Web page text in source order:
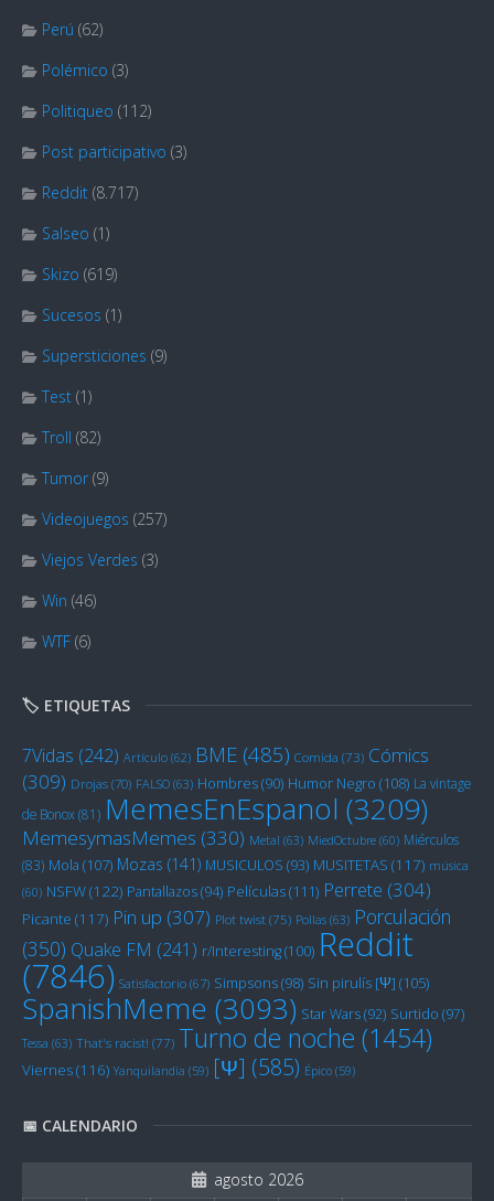
Perú (62)
Polémico (3)
Politiqueo (112)
Post participativo (3)
Reddit (8.717)
Salseo (1)
Skizo (619)
Sucesos (1)
Supersticiones (9)
Test (1)
Troll (82)
Tumor (9)
Videojuegos (257)
Viejos Verdes (3)
Win (46)
WTF (6)
🏷️ ETIQUETAS
7Vidas (242) Artículo (62) BME (485) Comida (73) Cómics
(309) Drojas (70) FALSO (63) Hombres(90) Humor Negro (108) La vintage
de Bonox(81) MemesEnEspanol (3209)
MemesymasMemes (330) Metal (63) MiedOctubre (60) Miérculos
(83) Mola (107) Mozas (141) MUSICULOS (93) MUSITETAS (117) música
(60) NSFW(122) Pantallazos(94) Películas(111) Perrete (304)
Picante (117) Pin up (307) Plot twist (75) Pollas (63) Porculación
(350) Quake FM (241) r/Interesting(100) Reddit
(7846) Satisfactorio (67) Simpsons(98) Sin pirulís [Ψ] (105)
SpanishMeme (3093) Star Wars(92) Surtido (97)
Tessa (63) That's racist! (77) Turno de noche (1454)
Viernes(116) Yanquilandia (59) [Ψ] (585) Épico (59)
📅 CALENDARIO
agosto 2026